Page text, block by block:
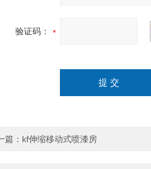
验证码：
篇： kf伸缩移动式喷漆房